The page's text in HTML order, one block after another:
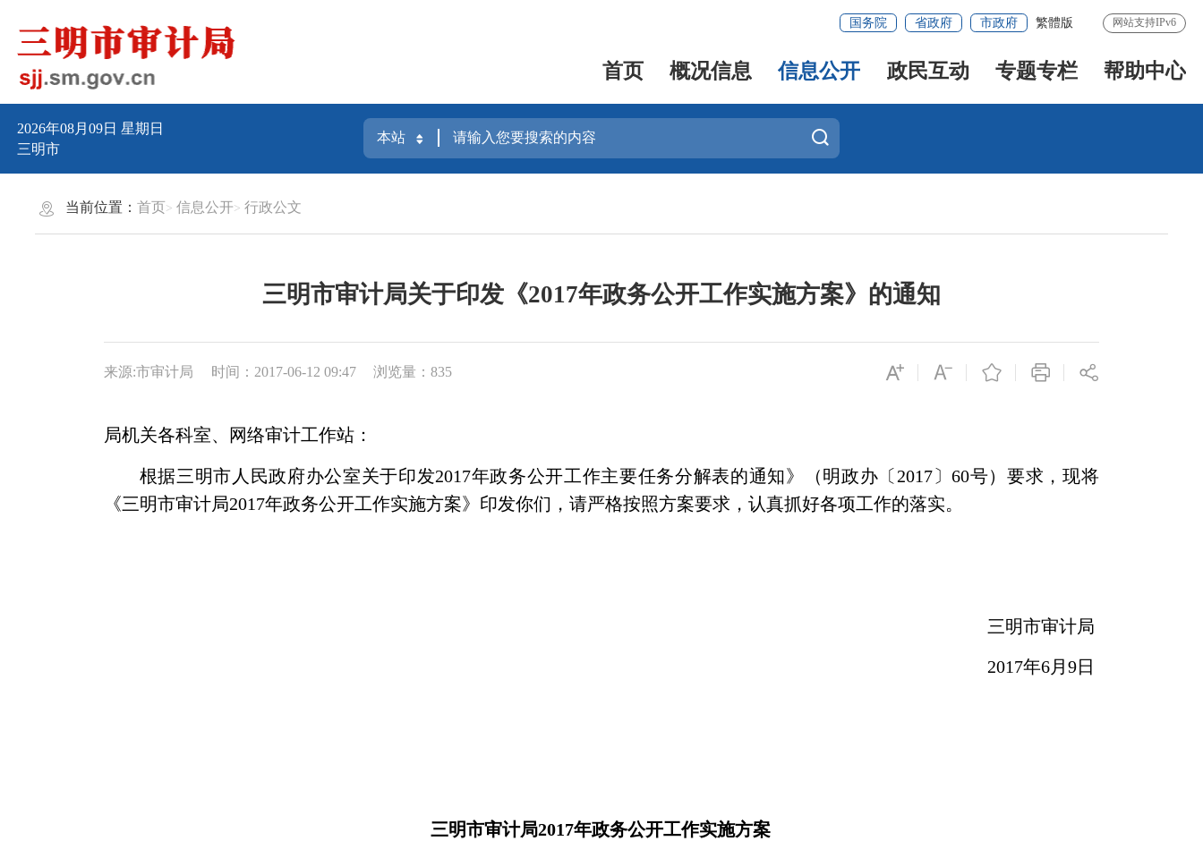
国务院 省政府 市政府 繁體版 网站支持IPv6
首页 概况信息 信息公开 政民互动 专题专栏 帮助中心
2026年08月09日星期日
三明市
当前位置：首页 信息公开 行政公文
三明市审计局关于印发《2017年政务公开工作实施方案》的通知
来源:市审计局 时间：2017-06-12 09:47 浏览量：835
局机关各科室、网络审计工作站 ：
根据三明市人民政府办公室关于印发2017年政务公开工作主要任务分解表的通知》（明政办〔 2017〕60号）要求，现将
《三明市审计局2017年政务公开工作实施方案》印发你们，请严格按照方案要求，认真抓好各项工作的落实。
三明市审计局
2017年6月 9日
三明市审计局2017年政务公开工作实施方案